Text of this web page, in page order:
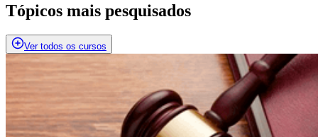
Tópicos mais pesquisados
Ver todos os cursos